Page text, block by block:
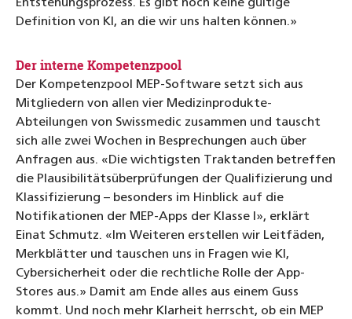
Definition von KI, an die wir uns halten können.»
Der interne Kompetenzpool
Der Kompetenzpool MEP-Software setzt sich aus
Mitgliedern von allen vier Medizinprodukte-
Abteilungen von Swissmedic zusammen und tauscht
sich alle zwei Wochen in Besprechungen auch über
Anfragen aus. «Die wichtigsten Traktanden betreffen
die Plausibilitätsüberprüfungen der Qualifizierung und
Klassifizierung – besonders im Hinblick auf die
Notifikationen der MEP-Apps der Klasse I», erklärt
Einat Schmutz. «Im Weiteren erstellen wir Leitfäden,
Merkblätter und tauschen uns in Fragen wie KI,
Cybersicherheit oder die rechtliche Rolle der App-
Stores aus.» Damit am Ende alles aus einem Guss
kommt. Und noch mehr Klarheit herrscht, ob ein MEP